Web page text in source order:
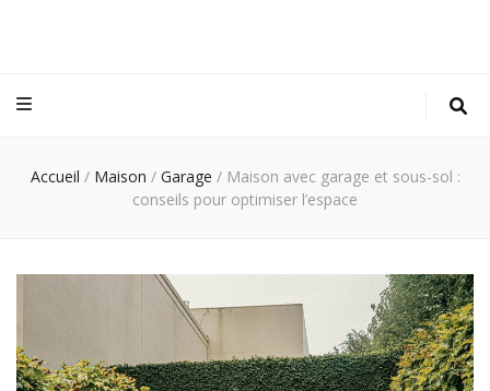
Accueil / Maison / Garage / Maison avec garage et sous-sol :
conseils pour optimiser l’espace